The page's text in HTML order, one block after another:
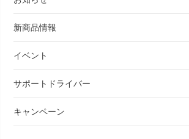
新商品情報
イベント
サポートドライバー
キャンペーン